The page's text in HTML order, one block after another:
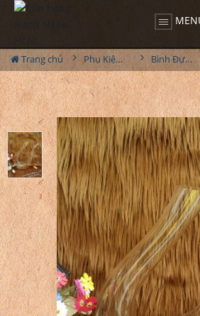
Trang chủ Phụ Kiện Rượu Bình Đựng Rượu Vang - Decanter Dáng Đẹp M16